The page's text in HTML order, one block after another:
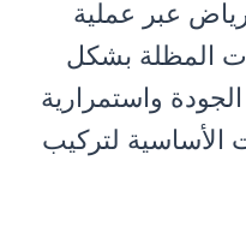
عبر عملية
المظلة بشكل
واستمرارية
الأساسية لتركيب